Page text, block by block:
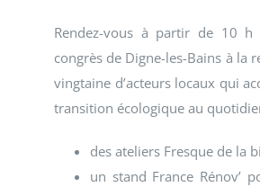
Rendez-vous à partir de 10 h
congrès de Digne-les-Bains à la
vingtaine d’acteurs locaux qui
transition écologique au
des ateliers Fresque de la
un stand France Rénov’